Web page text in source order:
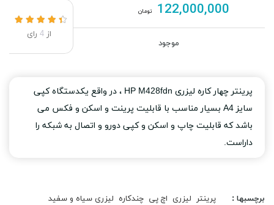
122,000,000 تومان
موجود
از 4 رای
پرینتر چهار کاره لیزری HP M428fdn ، در واقع یکدستگاه کپی
سایز A4 بسیار مناسب با قابلیت پرینت و اسکن و فکس می
باشد که قابلیت چاپ و اسکن و کپی دورو و اتصال به شبکه را
داراست.
برچسبها : پرینتر لیزری اچ پی چندکاره لیزری سیاه و سفید